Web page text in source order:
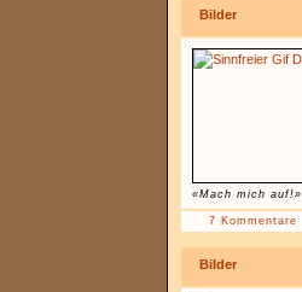
Bilder
«Mach mich auf!»
7 Kommentare
Bilder